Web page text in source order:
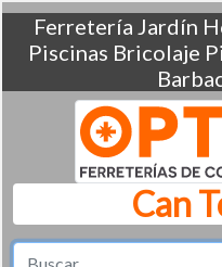
Ferretería Jardín
Piscinas Bricolaje
Can